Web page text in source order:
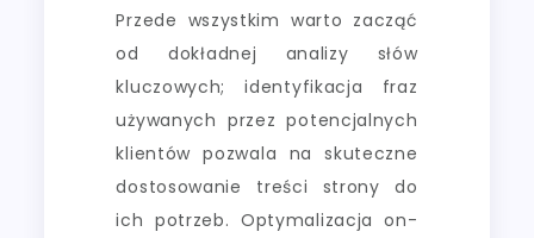
Przede wszystkim warto zacząć
od dokładnej analizy słów
kluczowych; identyfikacja fraz
używanych przez potencjalnych
klientów pozwala na skuteczne
dostosowanie treści strony do
ich potrzeb. Optymalizacja on-